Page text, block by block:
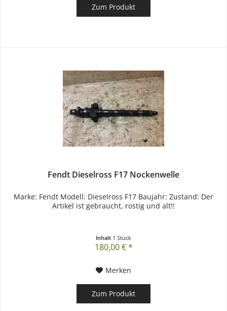
Zum Produkt
Fendt Dieselross F17 Nockenwelle
Marke: Fendt Modell: Dieselross F17 Baujahr: Zustand: Der
Artikel ist gebraucht, rostig und alt!!
Inhalt 1 Stück
180,00 € *
Merken
Zum Produkt